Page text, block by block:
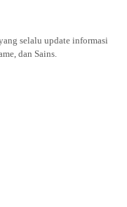
selalu update informasi
dan Sains.